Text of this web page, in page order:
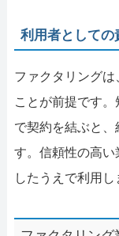
利用者としての
ファクタリングは
ことが前提です
で契約を結ぶと、
す。信頼性の高
したうえで利用し